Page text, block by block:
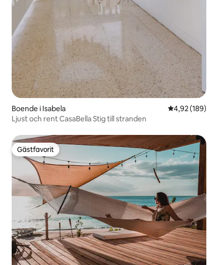
Boende i Isabela 4,92 av 5 i
4,92 (189)
Ljust och rent CasaBella Stig till stranden
Gästfavorit
Gästfavorit